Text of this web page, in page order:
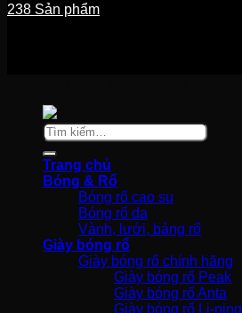
238 Sản phẩm
Tìm
kiếm:
Trang chủ
Bóng & Rổ
Bóng rổ cao su
Bóng rổ da
Vành, lưới, bảng rổ
Giày bóng rổ
Giày bóng rổ chính hãng
Giày bóng rổ Peak
Giày bóng rổ Anta
Giày bóng rổ Li-ning